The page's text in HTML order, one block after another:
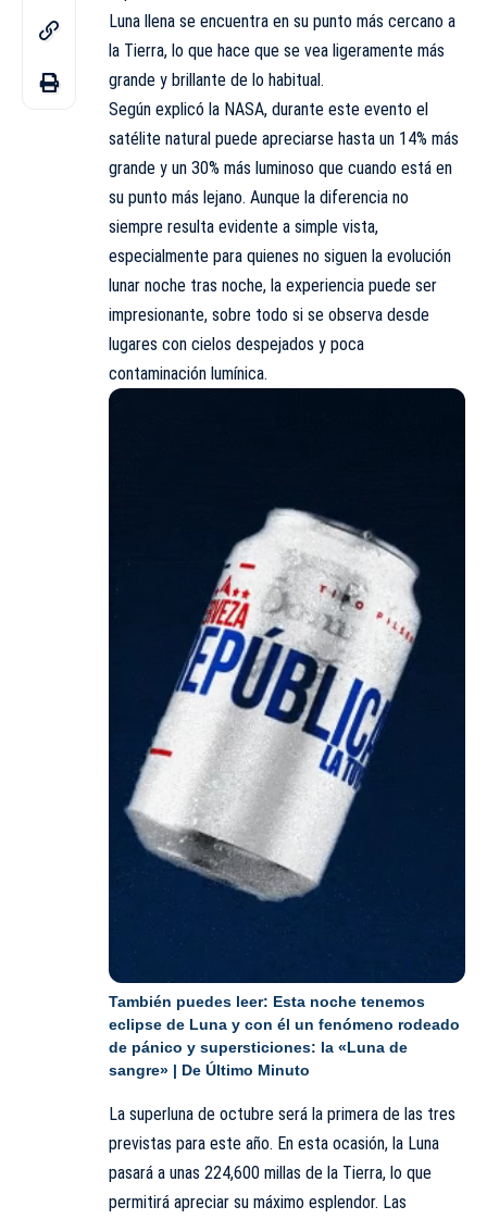
Luna llena se encuentra en su punto más cercano a
la Tierra, lo que hace que se vea ligeramente más
grande y brillante de lo habitual.
Según explicó la NASA, durante este evento el
satélite natural puede apreciarse hasta un 14% más
grande y un 30% más luminoso que cuando está en
su punto más lejano. Aunque la diferencia no
siempre resulta evidente a simple vista,
especialmente para quienes no siguen la evolución
lunar noche tras noche, la experiencia puede ser
impresionante, sobre todo si se observa desde
lugares con cielos despejados y poca
contaminación lumínica.
También puedes leer: Esta noche tenemos
eclipse de Luna y con él un fenómeno rodeado
de pánico y supersticiones: la «Luna de
sangre» | De Último Minuto
La superluna de octubre será la primera de las tres
previstas para este año. En esta ocasión, la Luna
pasará a unas 224,600 millas de la Tierra, lo que
permitirá apreciar su máximo esplendor. Las